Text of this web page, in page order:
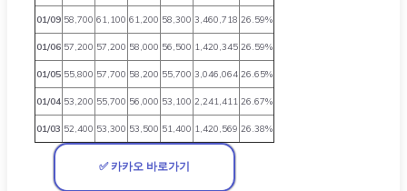
01/09 58,700 61,100 61,200 58,300 3,460,718 26.59%
01/06 57,200 57,200 58,000 56,500 1,420,345 26.59%
01/05 55,800 57,700 58,200 55,700 3,046,064 26.65%
01/04 53,200 55,700 56,000 53,100 2,241,411 26.67%
01/03 52,400 53,300 53,500 51,400 1,420,569 26.38%
✅ 카카오 바로가기